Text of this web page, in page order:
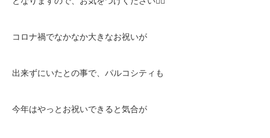
コロナ禍でなかなか大きなお祝いが
出来ずにいたとの事で、パルコシティも
今年はやっとお祝いできると気合が